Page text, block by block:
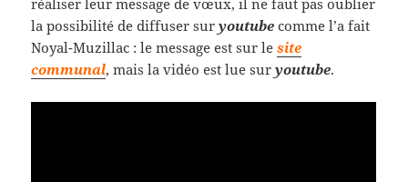
réaliser leur message de vœux, il ne faut pas oublier
la possibilité de diffuser suryoutubecomme l’a fait
Noyal-Muzillac : le message est sur lesite
communal, mais la vidéo est lue suryoutube.